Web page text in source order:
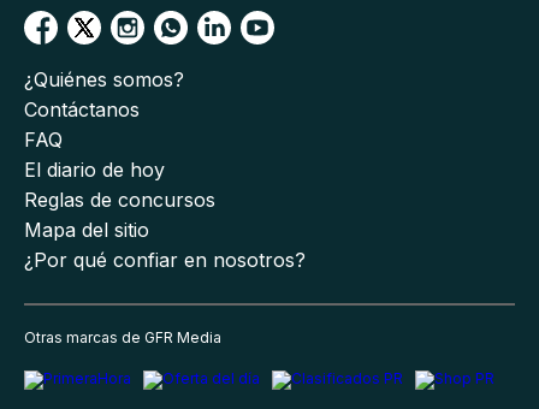
¿Quiénes somos?
Contáctanos
FAQ
El diario de hoy
Reglas de concursos
Mapa del sitio
¿Por qué confiar en nosotros?
Otras marcas de GFR Media